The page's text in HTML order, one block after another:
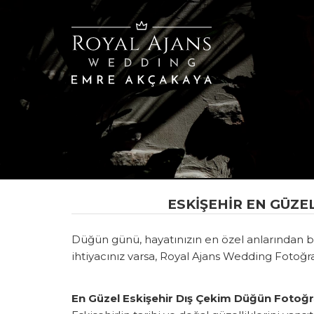
ESKIŞEHIR EN
Düğün günü, hayatınızın en özel
ihtiyacınız varsa, Royal Ajans Wedding
En Güzel Eskişehir Dış Çekim Düğün